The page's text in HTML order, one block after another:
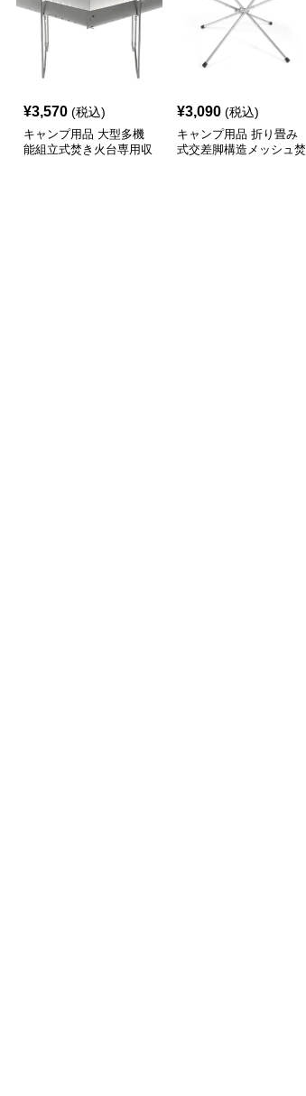
¥3,570 (税込)
キャンプ用品 大型多機
能組立式焚き火台専用収
¥3,090 (税込)
キャンプ用品 折り畳み
式交差脚構造メッシュ焚